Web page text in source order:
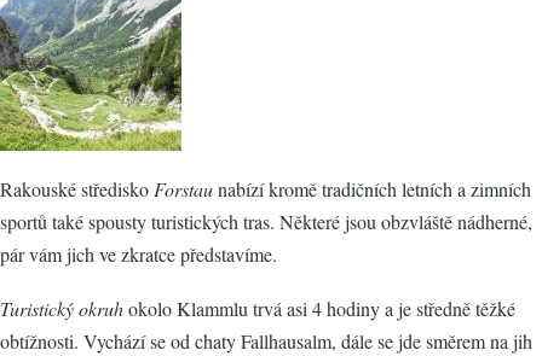
Rakouské středisko Forstaunabízí kromě tradičních letních a zimních
sportů také spousty turistických tras. Některé jsou obzvláště nádherné,
pár vám jich ve zkratce představíme.
Turistický okruhokolo Klammlu trvá asi 4 hodiny a je středně těžké
obtížnosti. Vychází se od chaty Fallhausalm, dále se jde směrem na jih